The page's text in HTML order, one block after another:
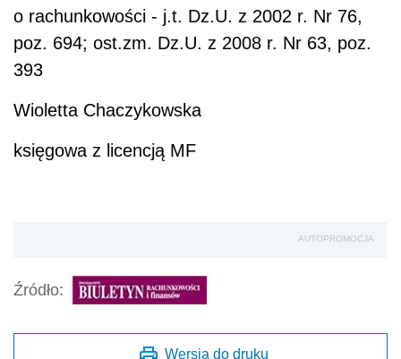
o rachunkowości - j.t. Dz.U. z 2002 r. Nr 76,
poz. 694; ost.zm. Dz.U. z 2008 r. Nr 63, poz.
393
Wioletta Chaczykowska
księgowa z licencją MF
AUTOPROMOCJA
Źródło:
Wersja do druku